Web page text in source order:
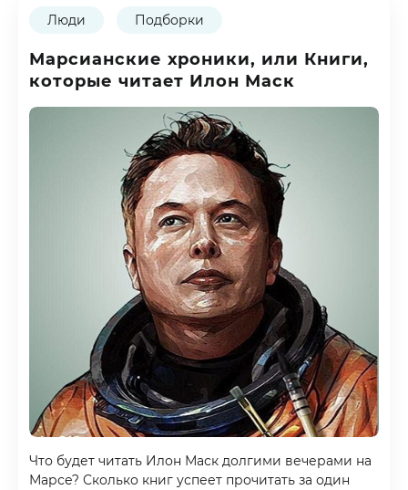
Люди Подборки
Марсианские хроники, или Книги,
которые читает Илон Маск
Что будет читать Илон Маск долгими вечерами на
Марсе? Сколько книг успеет прочитать за один